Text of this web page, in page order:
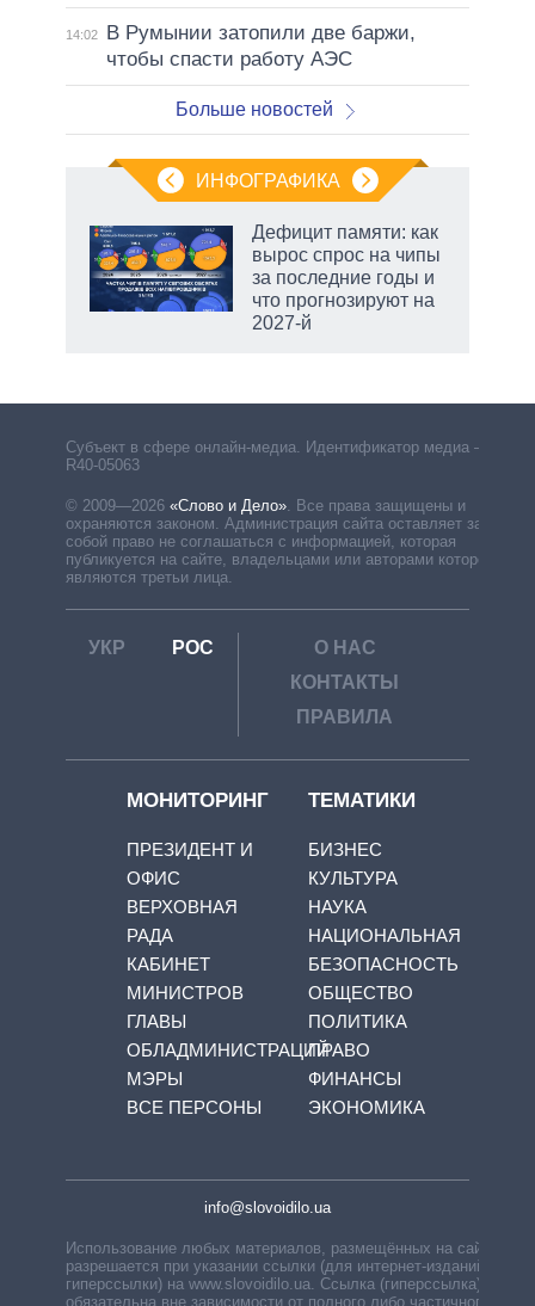
14:02
В Румынии затопили две баржи,
чтобы спасти работу АЭС
Больше новостей
ИНФОГРАФИКА
Дефицит памяти: как
вырос спрос на чипы
за последние годы и
что прогнозируют на
2027-й
Субъект в сфере онлайн-медиа. Идентификатор медиа –
R40-05063
© 2009—2026 «Слово и Дело»
Все права защищены и
охраняются законом. Администрация сайта оставляет за
собой право не соглашаться с информацией, которая
публикуется на сайте, владельцами или авторами которой
являются третьи лица.
УКР РОС
О НАС
КОНТАКТЫ
ПРАВИЛА
МОНИТОРИНГ
ПРЕЗИДЕНТ И
ОФИС
ВЕРХОВНАЯ
РАДА
КАБИНЕТ
МИНИСТРОВ
ГЛАВЫ
ОБЛАДМИНИСТРАЦИЙ
МЭРЫ
ВСЕ ПЕРСОНЫ
ТЕМАТИКИ
БИЗНЕС
КУЛЬТУРА
НАУКА
НАЦИОНАЛЬНАЯ
БЕЗОПАСНОСТЬ
ОБЩЕСТВО
ПОЛИТИКА
ПРАВО
ФИНАНСЫ
ЭКОНОМИКА
info@slovoidilo.ua
Использование любых материалов, размещённых на сайте,
разрешается при указании ссылки (для интернет-изданий —
гиперссылки) на www.slovoidilo.ua. Ссылка (гиперссылка)
обязательна вне зависимости от полного либо частичного